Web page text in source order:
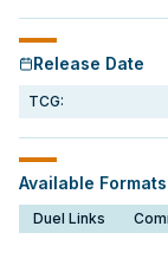
Release Date
TCG:
Available Formats
Duel Links